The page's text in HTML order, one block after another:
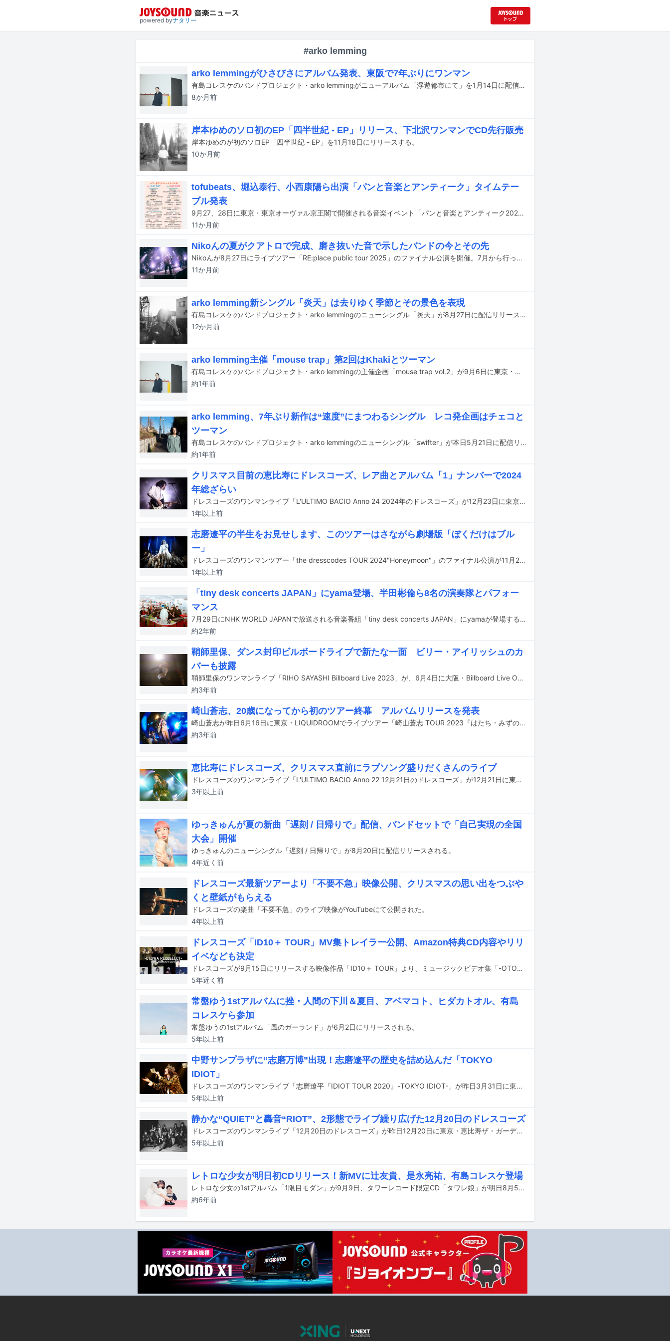
powered byナタリー
#arko lemming
arko lemmingがひさびさにアルバム発表、東阪で7年ぶりにワンマン
有島コレスケのバンドプロジェクト・arko lemmingがニューアルバム「浮遊都市にて」を1月14日に配信。2月7日にはライブ会場限定でCDもリリースする。
8か月前
岸本ゆめのソロ初のEP「四半世紀 - EP」リリース、下北沢ワンマンでCD先行販売
岸本ゆめのが初のソロEP「四半世紀 - EP」を11月18日にリリースする。
10か月前
tofubeats、堀込泰行、小西康陽ら出演「パンと音楽とアンティーク」タイムテー
ブル発表
9月27、28日に東京・東京オーヴァル京王閣で開催される音楽イベント「パンと音楽とアンティーク2025秋」の出演者第3弾とタイムテーブルが発表された。
11か月前
Nikoんの夏がクアトロで完成、磨き抜いた音で示したバンドの今とその先
Nikoんが8月27日にライブツアー「RE:place public tour 2025」のファイナル公演を開催。7月から行ってきた30公演のツアーを東京・渋谷CLUB QUATTROで締めくくった。
11か月前
arko lemming新シングル「炎天」は去りゆく季節とその景色を表現
有島コレスケのバンドプロジェクト・arko lemmingのニューシングル「炎天」が8月27日に配信リリースされる。
12か月前
arko lemming主催「mouse trap」第2回はKhakiとツーマン
有島コレスケのバンドプロジェクト・arko lemmingの主催企画「mouse trap vol.2」が9月6日に東京・下北沢SHELTERにて開催される。
約1年前
arko lemming、7年ぶり新作は“速度”にまつわるシングル レコ発企画はチェコと
ツーマン
有島コレスケのバンドプロジェクト・arko lemmingのニューシングル「swifter」が本日5月21日に配信リリースされた。
約1年前
クリスマス目前の恵比寿にドレスコーズ、レア曲とアルバム「1」ナンバーで2024
年総ざらい
ドレスコーズのワンマンライブ「L'ULTIMO BACIO Anno 24 2024年のドレスコーズ」が12月23日に東京・恵比寿ザ・ガーデンホールにて開催された。
1年以上前
志磨遼平の半生をお見せします、このツアーはさながら劇場版「ぼくだけはブル
ー」
ドレスコーズのワンマンツアー「the dresscodes TOUR 2024"Honeymoon"」のファイナル公演が11月21日に東京・Zepp Shinjuku（TOKYO）にて開催された。
1年以上前
「tiny desk concerts JAPAN」にyama登場、半田彬倫ら8名の演奏隊とパフォー
マンス
7月29日にNHK WORLD JAPANで放送される音楽番組「tiny desk concerts JAPAN」にyamaが登場する。
約2年前
鞘師里保、ダンス封印ビルボードライブで新たな一面 ビリー・アイリッシュのカ
バーも披露
鞘師里保のワンマンライブ「RIHO SAYASHI Billboard Live 2023」が、6月4日に大阪・Billboard Live OSAKA、18日に神奈川・Billboard Live YOKOHAMAで開催された。計4ステージが行われた本公演のうち、この記事ではBillboard Live YOKOHAMA第1部の模様をレポートする。
約3年前
崎山蒼志、20歳になってから初のツアー終幕 アルバムリリースを発表
崎山蒼志が昨日6月16日に東京・LIQUIDROOMでライブツアー「崎山蒼志 TOUR 2023『はたち・みずのかたち』」ファイナル公演を開催した。
約3年前
恵比寿にドレスコーズ、クリスマス直前にラブソング盛りだくさんのライブ
ドレスコーズのワンマンライブ「L'ULTIMO BACIO Anno 22 12月21日のドレスコーズ」が12月21日に東京・恵比寿ザ・ガーデンホールにて開催された。
3年以上前
ゆっきゅんが夏の新曲「遅刻 / 日帰りで」配信、バンドセットで「自己実現の全国
大会」開催
ゆっきゅんのニューシングル「遅刻 / 日帰りで」が8月20日に配信リリースされる。
4年近く 前
ドレスコーズ最新ツアーより「不要不急」映像公開、クリスマスの思い出をつぶや
くと壁紙がもらえる
ドレスコーズの楽曲「不要不急」のライブ映像がYouTubeにて公開された。
4年以上前
ドレスコーズ「ID10＋ TOUR」MV集トレイラー公開、Amazon特典CD内容やリリ
イベなども決定
ドレスコーズが9月15日にリリースする映像作品「ID10＋ TOUR」より、ミュージックビデオ集「-OTOWA RECOLLECT-」のダイジェスト映像がYouTubeにて公開された。
5年近く 前
常盤ゆう1stアルバムに挫・人間の下川＆夏目、アベマコト、ヒダカトオル、有島
コレスケら参加
常盤ゆうの1stアルバム「風のガーランド」が6月2日にリリースされる。
5年以上前
中野サンプラザに“志磨万博”出現！志磨遼平の歴史を詰め込んだ「TOKYO
IDIOT」
ドレスコーズのワンマンライブ「志磨遼平『IDIOT TOUR 2020』-TOKYO IDIOT-」が昨日3月31日に東京・中野サンプラザホールで行われた。
5年以上前
静かな“QUIET”と轟音“RIOT”、2形態でライブ繰り広げた12月20日のドレスコーズ
ドレスコーズのワンマンライブ「12月20日のドレスコーズ」が昨日12月20日に東京・恵比寿ザ・ガーデンホールで開催された。
5年以上前
レトロな少女が明日初CDリリース！新MVに辻友貴、是永亮祐、有島コレスケ登場
レトロな少女の1stアルバム「1限目モダン」が9月9日、タワーレコード限定CD「タワレ娘」が明日8月5日にリリースされる。
約6年前